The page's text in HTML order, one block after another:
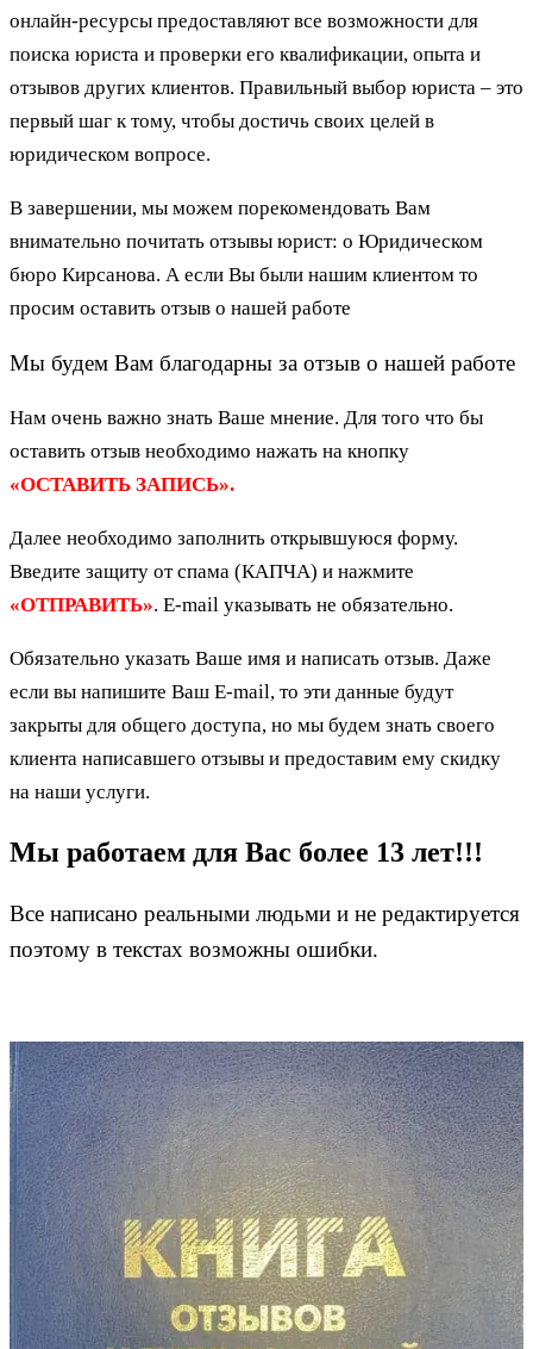
онлайн-ресурсы предоставляют все возможности для
поиска юриста и проверки его квалификации, опыта и
отзывов других клиентов. Правильный выбор юриста – это
первый шаг к тому, чтобы достичь своих целей в
юридическом вопросе.
В завершении, мы можем порекомендовать Вам
внимательно почитать отзывы юрист: о Юридическом
бюро Кирсанова. А если Вы были нашим клиентом то
просим оставить отзыв о нашей работе
Мы будем Вам благодарны за отзыв о нашей работе
Нам очень важно знать Ваше мнение. Для того что бы
оставить отзыв необходимо нажать на кнопку
«ОСТАВИТЬ ЗАПИСЬ».
Далее необходимо заполнить открывшуюся форму.
Введите защиту от спама (КАПЧА) и нажмите
«ОТПРАВИТЬ». E-mail указывать не обязательно.
Обязательно указать Ваше имя и написать отзыв. Даже
если вы напишите Ваш E-mail, то эти данные будут
закрыты для общего доступа, но мы будем знать своего
клиента написавшего отзывы и предоставим ему скидку
на наши услуги.
Мы работаем для Вас более 13 лет!!!
Все написано реальными людьми и не редактируется
поэтому в текстах возможны ошибки.